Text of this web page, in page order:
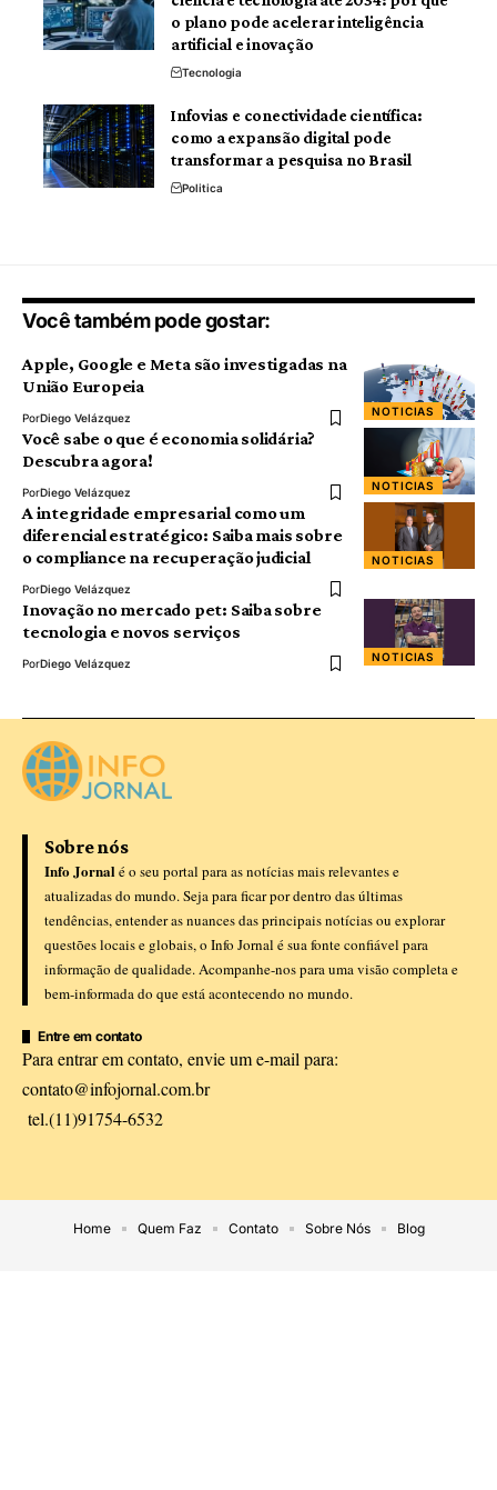
o plano pode acelerar inteligência
artificial e inovação
Tecnologia
Infovias e conectividade científica:
como a expansão digital pode
transformar a pesquisa no Brasil
Politica
Você também pode gostar:
NOTICIAS
Apple, Google e Meta são investigadas na
União Europeia
PorDiego Velázquez
NOTICIAS
Você sabe o que é economia solidária?
Descubra agora!
PorDiego Velázquez
NOTICIAS
A integridade empresarial como um
diferencial estratégico: Saiba mais sobre
o compliance na recuperação judicial
PorDiego Velázquez
NOTICIAS
Inovação no mercado pet: Saiba sobre
tecnologia e novos serviços
PorDiego Velázquez
Sobre nós
Info Jornal é o seu portal para as notícias mais relevantes e
atualizadas do mundo. Seja para ficar por dentro das últimas
tendências, entender as nuances das principais notícias ou explorar
questões locais e globais, o Info Jornal é sua fonte confiável para
informação de qualidade. Acompanhe-nos para uma visão completa e
bem-informada do que está acontecendo no mundo.
Entre em contato
Para entrar em contato, envie um e-mail para:
contato@infojornal.com.br
tel.(11)91754-6532
Home Quem Faz Contato Sobre Nós Blog